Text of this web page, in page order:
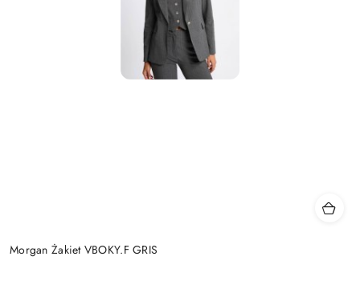
Morgan Żakiet VBOKY.F GRIS